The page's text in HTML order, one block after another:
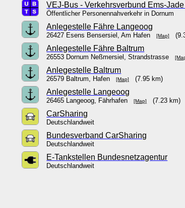
VEJ-Bus - Verkehrsverbund Ems-
Öffentlicher Personennahverkehr in Dornum
Anlegestelle Fähre Langeoog
26427 Esens Bensersiel, Am Hafen[Map]
Anlegestelle Fähre Baltrum
26553 Dornum Neßmersiel, Strandstrasse
Anlegestelle Baltrum
26579 Baltrum, Hafen[Map] (7.95 km)
Anlegestelle Langeoog
26465 Langeoog, Fährhafen[Map] (7.23 km)
CarSharing
Deutschlandweit
Bundesverband CarSharing
Deutschlandweit
E-Tankstellen Bundesnetzagentur
Deutschlandweit